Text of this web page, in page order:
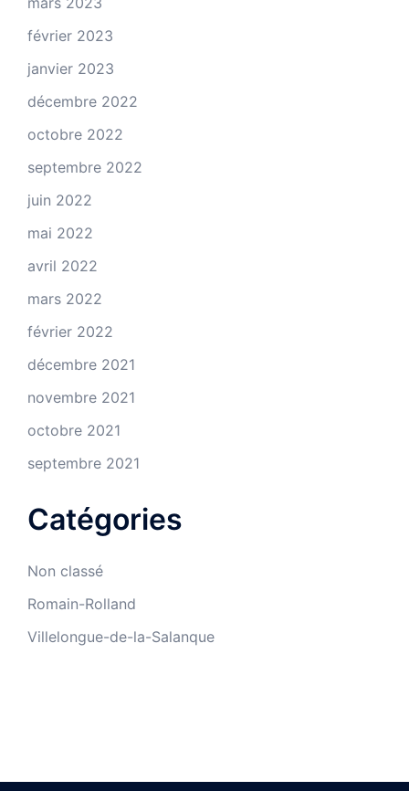
février 2023
janvier 2023
décembre 2022
octobre 2022
septembre 2022
juin 2022
mai 2022
avril 2022
mars 2022
février 2022
décembre 2021
novembre 2021
octobre 2021
septembre 2021
Catégories
Non classé
Romain-Rolland
Villelongue-de-la-Salanque